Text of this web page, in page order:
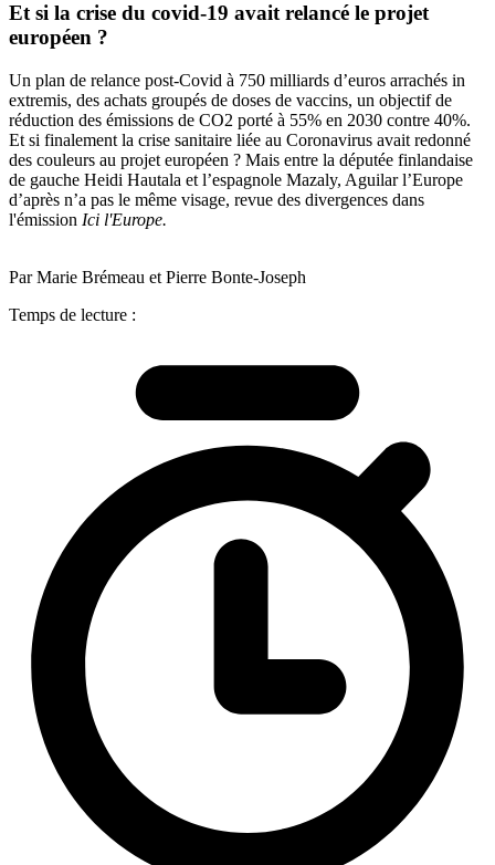
Et si la crise du covid-19 avait relancé le projet
européen ?
Un plan de relance post-Covid à 750 milliards d’euros arrachés in
extremis, des achats groupés de doses de vaccins, un objectif de
réduction des émissions de CO2 porté à 55% en 2030 contre 40%.
Et si finalement la crise sanitaire liée au Coronavirus avait redonné
des couleurs au projet européen ? Mais entre la députée finlandaise
de gauche Heidi Hautala et l’espagnole Mazaly, Aguilar l’Europe
d’après n’a pas le même visage, revue des divergences dans
l'émission Ici l'Europe.
Par Marie Brémeau et Pierre Bonte-Joseph
Temps de lecture :